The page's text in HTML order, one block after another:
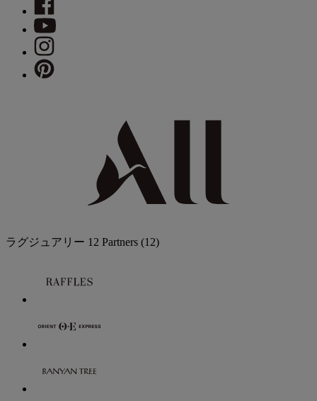
ラグジュアリー 12 Partners (12)